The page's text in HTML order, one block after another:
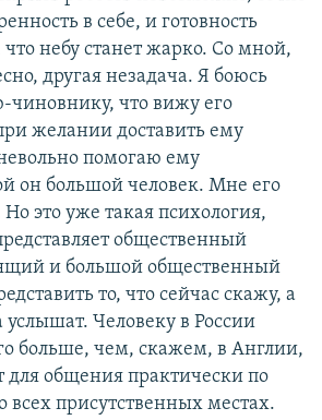
в себе, и готовность
что небу станет жарко. Со мной,
другая незадача. Я боюсь
чиновнику, что вижу его
желании доставить ему
помогаю ему
он большой человек. Мне его
это уже такая психология,
общественный
и большой общественный
то, что сейчас скажу, а
Человеку в России
больше, чем, скажем, в Англии,
для общения практически по
всех присутственных местах.